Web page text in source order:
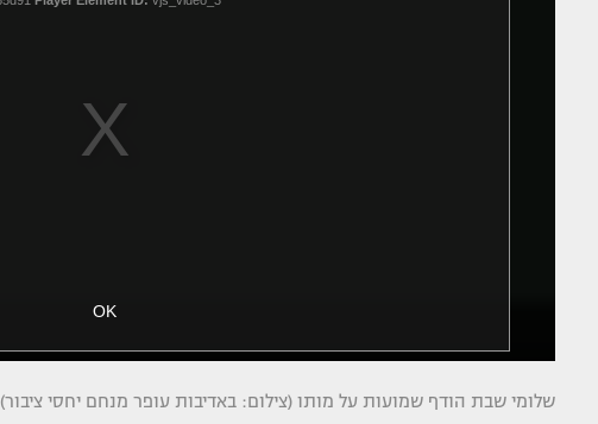
שלומי שבת הודף שמועות על מותו (צילום: באדיבות עופר מנחם יחסי ציבור)